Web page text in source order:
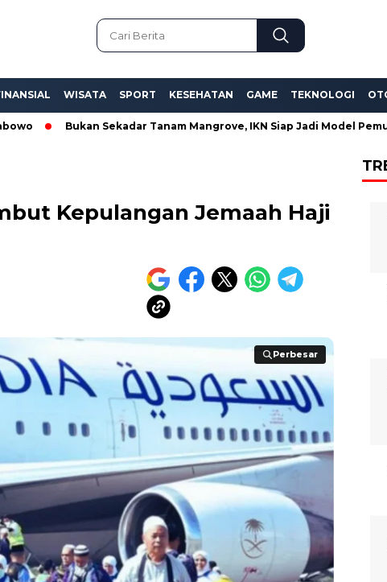
WISATA SPORT KESEHATAN GAME TEKNOLOGI
Bukan Sekadar Tanam Mangrove, IKN Siap Jadi Model Pemulihan
Kepulangan Jemaah Haji
Perbesar
Perbesar